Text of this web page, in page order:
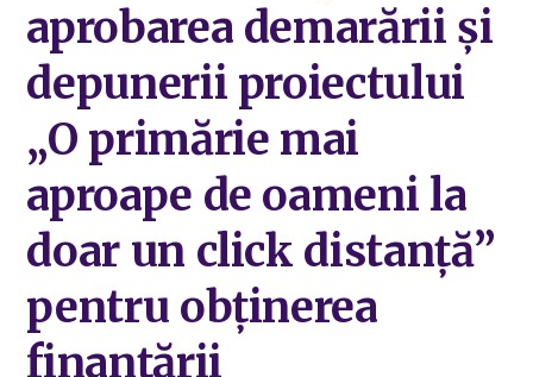
aprobarea demarării și
depunerii proiectului
„O primărie mai
aproape de oameni la
doar un click distanță”
pentru obținerea
finanțării